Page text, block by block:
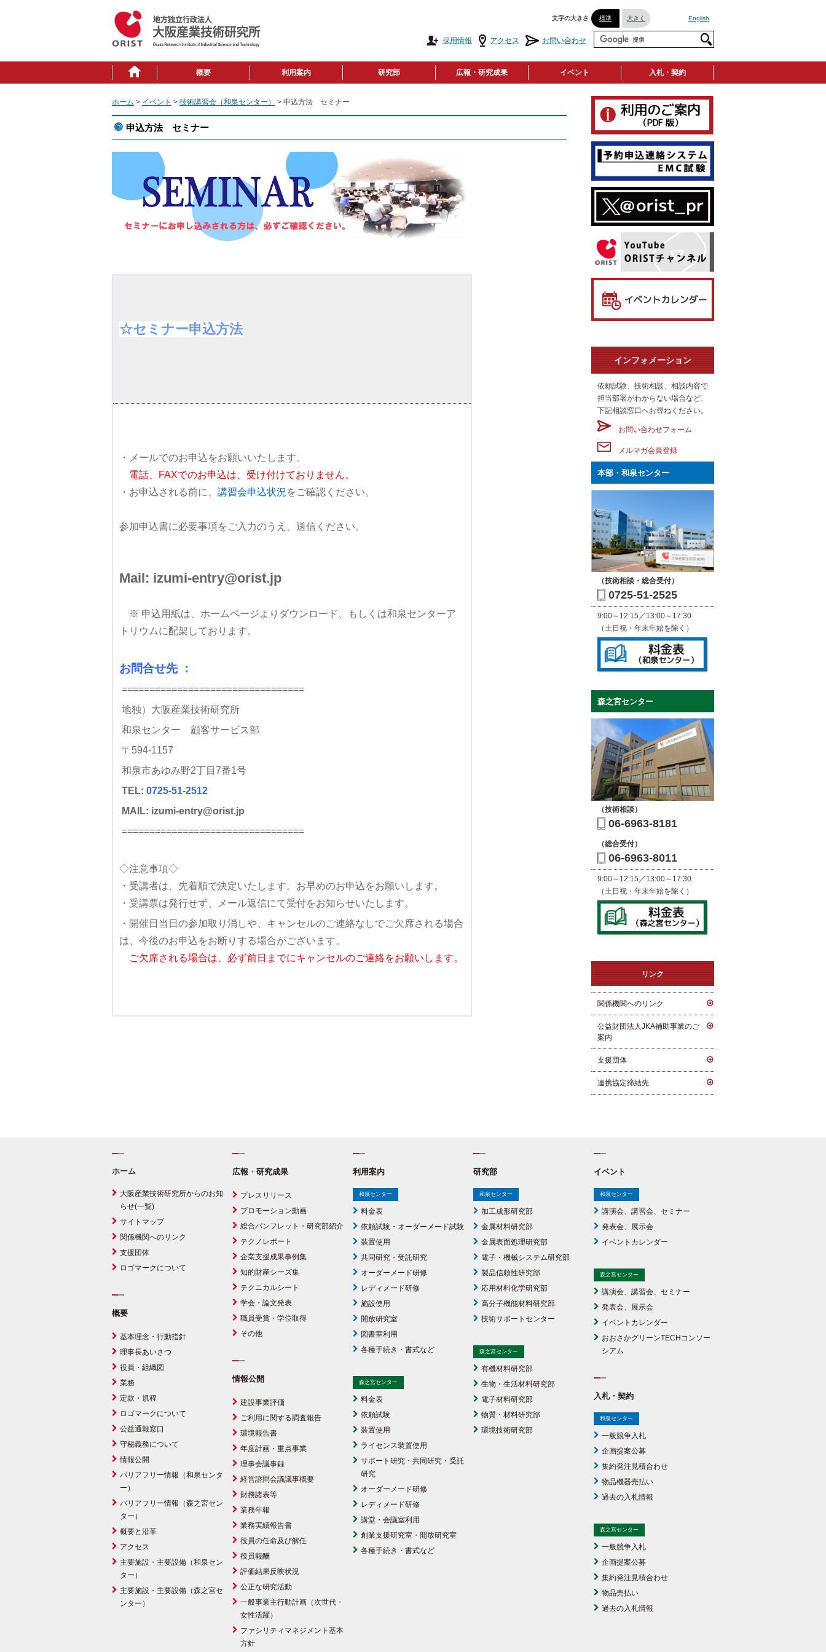
標準 大きく English
文字の大きさ
採用情報 アクセス お問い合わせ
概要 利用案内 研究部 広報・研究成果 イベント 入札・契約
ホーム > イベント > 技術講習会（和泉センター） > 申込方法 セミナー
申込方法 セミナー
☆セミナー申込方法
・メールでのお申込をお願いいたします。
電話、FAXでのお申込は、受け付けておりません。
・お申込される前に、 講習会申込状況をご確認ください。
参加申込書に必要事項をご入力のうえ、送信ください。
Mail: izumi-entry@orist.jp
※ 申込用紙は、ホームページよりダウンロード、もしくは和泉センターア
トリウムに配架しております。
お問合せ先 ：
=================================
地独）大阪産業技術研究所
和泉センター 顧客サービス部
〒594-1157
和泉市あゆみ野2丁目7番1号
TEL: 0725-51-2512
MAIL: izumi-entry@orist.jp
=================================
◇注意事項◇
・受講者は、先着順で決定いたします。 お早めのお申込をお願いします。
・受講票は発行せず、メール返信にて受付をお知らせいたします。
・開催日当日の参加取り消しや、キャンセルのご連絡なしでご欠席される場合
は、今後のお申込をお断りする場合がございます。
ご欠席される場合は、必ず前日までにキャンセルのご連絡をお願いします。
インフォメーション
依頼試験、技術相談、相談内容で
担当部署がわからない場合など、
下記相談窓口へお尋ねください。
お問い合わせフォーム
メルマガ会員登録
本部・和泉センター
（技術相談・総合受付）
0725-51-2525
9:00～12:15／13:00～17:30
（土日祝・年末年始を除く）
森之宮センター
（技術相談）
06-6963-8181
（総合受付）
06-6963-8011
9:00～12:15／13:00～17:30
（土日祝・年末年始を除く）
リンク
関係機関へのリンク
公益財団法人JKA補助事業のご
案内
支援団体
連携協定締結先
ホーム
大阪産業技術研究所からのお知
らせ(一覧)
サイトマップ
関係機関へのリンク
支援団体
ロゴマークについて
概要
基本理念・行動指針
理事長あいさつ
役員・組織図
業務
定款・規程
ロゴマークについて
公益通報窓口
守秘義務について
情報公開
バリアフリー情報（和泉センタ
ー）
バリアフリー情報（森之宮セン
ター）
概要と沿革
アクセス
主要施設・主要設備（和泉セン
ター）
主要施設・主要設備（森之宮セ
ンター）
広報・研究成果
プレスリリース
プロモーション動画
総合パンフレット・研究部紹介
テクノレポート
企業支援成果事例集
知的財産シーズ集
テクニカルシート
学会・論文発表
職員受賞・学位取得
その他
情報公開
建設事業評価
ご利用に関する調査報告
環境報告書
年度計画・重点事業
理事会議事録
経営諮問会議議事概要
財務諸表等
業務年報
業務実績報告書
役員の任命及び解任
役員報酬
評価結果反映状況
公正な研究活動
一般事業主行動計画（次世代・
女性活躍）
ファシリティマネジメント基本
方針
利用案内
和泉センター
料金表
依頼試験・オーダーメード試験
装置使用
共同研究・受託研究
オーダーメード研修
レディメード研修
施設使用
開放研究室
図書室利用
各種手続き・書式など
森之宮センター
料金表
依頼試験
装置使用
ライセンス装置使用
サポート研究・共同研究・受託
研究
オーダーメード研修
レディメード研修
講堂・会議室利用
創業支援研究室・開放研究室
各種手続き・書式など
研究部
和泉センター
加工成形研究部
金属材料研究部
金属表面処理研究部
電子・機械システム研究部
製品信頼性研究部
応用材料化学研究部
高分子機能材料研究部
技術サポートセンター
森之宮センター
有機材料研究部
生物・生活材料研究部
電子材料研究部
物質・材料研究部
環境技術研究部
イベント
和泉センター
講演会、講習会、セミナー
発表会、展示会
イベントカレンダー
森之宮センター
講演会、講習会、セミナー
発表会、展示会
イベントカレンダー
おおさかグリーンTECHコンソー
シアム
入札・契約
和泉センター
一般競争入札
企画提案公募
集約発注見積合わせ
物品機器売払い
過去の入札情報
森之宮センター
一般競争入札
企画提案公募
集約発注見積合わせ
物品売払い
過去の入札情報